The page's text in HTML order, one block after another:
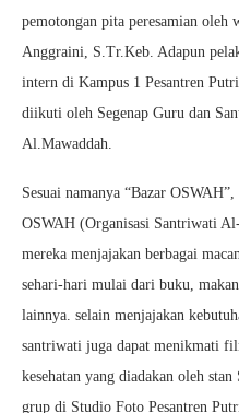
pemotongan pita peresamian oleh
Anggraini, S.Tr.Keb. Adapun
intern di Kampus 1 Pesantren
diikuti oleh Segenap Guru dan
Al.Mawaddah.
Sesuai namanya “Bazar
OSWAH (Organisasi Santriwati
mereka menjajakan berbagai
sehari-hari mulai dari buku,
lainnya. selain menjajakan
santriwati juga dapat menikmati
kesehatan yang diadakan oleh
grup di Studio Foto Pesantren